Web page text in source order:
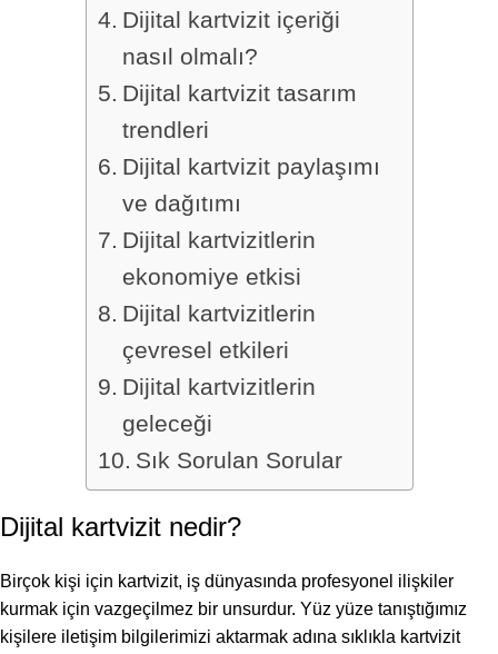
Dijital kartvizit içeriği
nasıl olmalı?
Dijital kartvizit tasarım
trendleri
Dijital kartvizit paylaşımı
ve dağıtımı
Dijital kartvizitlerin
ekonomiye etkisi
Dijital kartvizitlerin
çevresel etkileri
Dijital kartvizitlerin
geleceği
Sık Sorulan Sorular
Dijital kartvizit nedir?
Birçok kişi için kartvizit, iş dünyasında profesyonel ilişkiler
kurmak için vazgeçilmez bir unsurdur. Yüz yüze tanıştığımız
kişilere iletişim bilgilerimizi aktarmak adına sıklıkla kartvizit